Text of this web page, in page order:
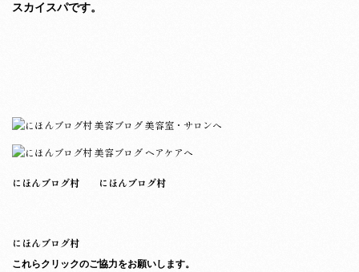
スカイスパです。
にほんブログ村 にほんブログ村
にほんブログ村
これらクリックのご協力をお願いします。